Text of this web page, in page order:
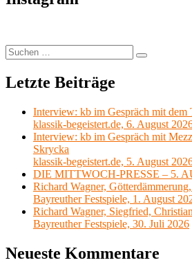
Suchen
nach:
Suchen
Letzte Beiträge
Interview: kb im Gespräch mit
klassik-begeistert.de, 6. August
Interview: kb im Gespräch mit
Skrycka
klassik-begeistert.de, 5. August
DIE MITTWOCH-PRESSE – 5.
Richard Wagner,
Bayreuther Festspiele, 1. August
Richard Wagner, Siegfried,
Bayreuther Festspiele, 30. Juli 2026
Neueste Kommentare